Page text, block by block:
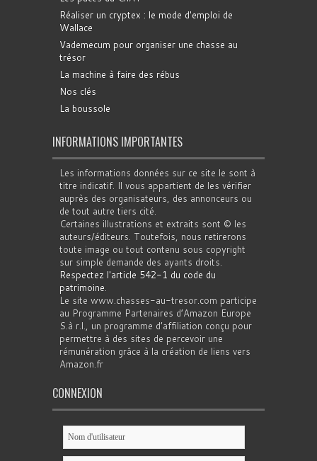
Réaliser un cryptex : le mode d'emploi de
Wallace
Vademecum pour organiser une chasse au
trésor
La machine à faire des rébus
Nos clés
La boussole
INFORMATIONS IMPORTANTES
Les informations données sur ce site le sont à
titre indicatif. Il vous appartient de les vérifier
auprès des organisateurs, des annonceurs ou
de tout autre tiers cité.
Certaines illustrations et extraits sont © les
auteurs/éditeurs. Toutefois, nous retirerons
toute image ou tout contenu sous copyright
sur simple demande des ayants droits.
Respectez l'article 542-1 du code du
patrimoine.
Le site www.chasses-au-tresor.com participe
au Programme Partenaires d’Amazon Europe
S.à r.l., un programme d’affiliation conçu pour
permettre à des sites de percevoir une
rémunération grâce à la création de liens vers
Amazon.fr
CONNEXION